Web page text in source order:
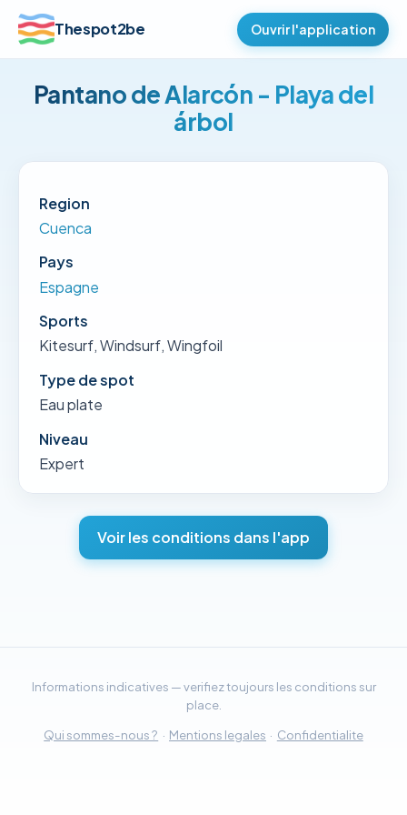
Thespot2be Ouvrir l'application
Pantano de Alarcón - Playa del
árbol
Region
Cuenca
Pays
Espagne
Sports
Kitesurf, Windsurf, Wingfoil
Type de spot
Eau plate
Niveau
Expert
Voir les conditions dans l'app
Informations indicatives — verifiez toujours les conditions sur
place.
Qui sommes-nous ? · Mentions legales · Confidentialite